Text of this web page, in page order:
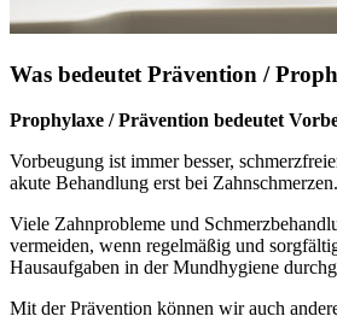
Was bedeutet Prävention /
Prophylaxe / Prävention bedeutet
Vorbeugung ist immer besser,
akute Behandlung erst bei Zahnschmerzen.
Viele Zahnprobleme und
vermeiden, wenn regelmäßig und
Hausaufgaben in der Mundhygiene
Mit der Prävention können wir auch